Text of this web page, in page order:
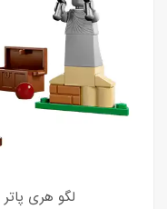
لگو هری پاتر مدل 30706